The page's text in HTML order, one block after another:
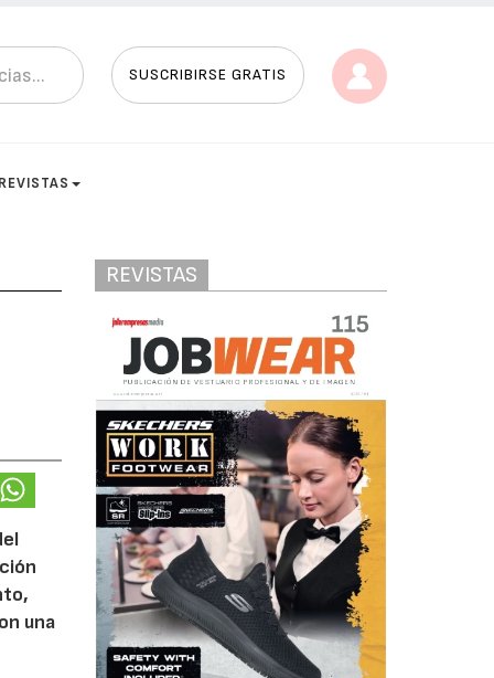
SUSCRIBIRSE GRATIS
REVISTAS
una
REVISTAS